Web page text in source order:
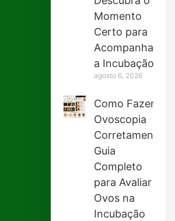
Momento
Certo para
Acompanhar
a Incubação
agosto 6, 2026
Como Fazer
Ovoscopia
Corretamente:
Guia
Completo
para Avaliar
Ovos na
Incubação